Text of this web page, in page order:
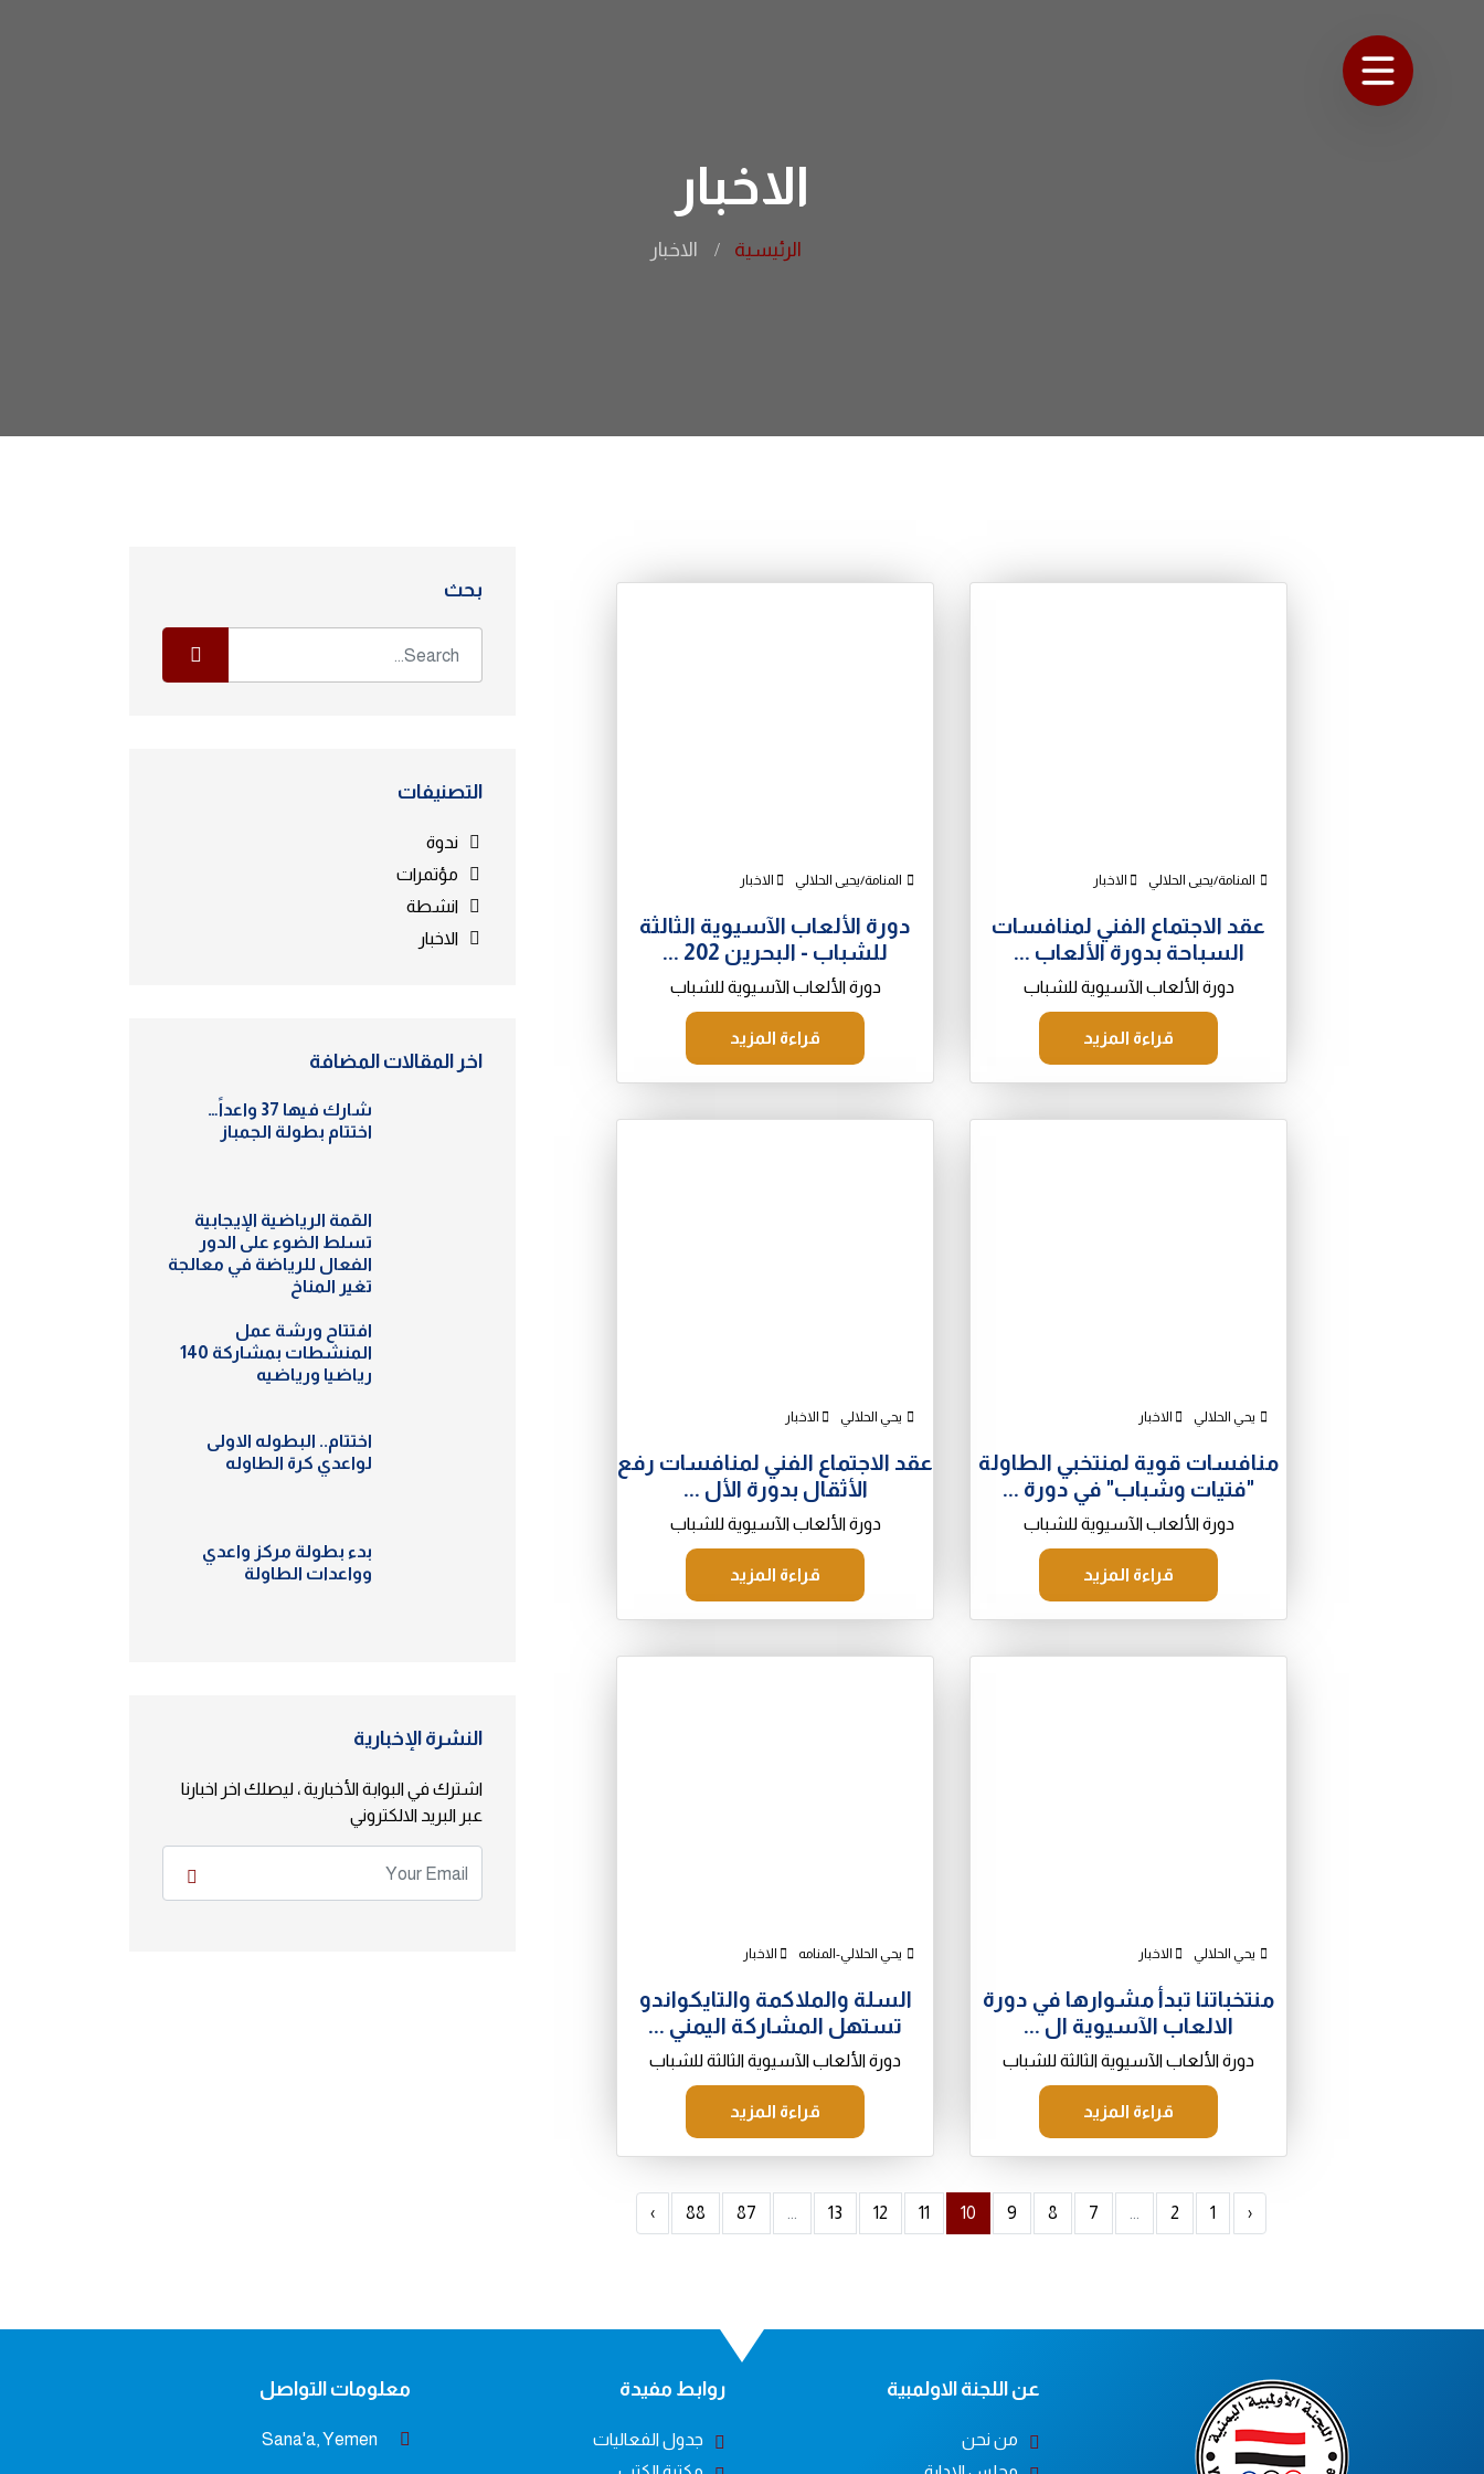
الاخبار
الرئيسية الاخبار
المنامة/يحيى الحلالي الاخبار
عقد الاجتماع الفني لمنافسات
السباحة بدورة الألعاب ...
دورة الألعاب الآسيوية للشباب
قراءة المزيد
المنامة/يحيى الحلالي الاخبار
دورة الألعاب الآسيوية الثالثة
للشباب - البحرين 202 ...
دورة الألعاب الآسيوية للشباب
قراءة المزيد
يحي الحلالي الاخبار
منافسات قوية لمنتخبي الطاولة
"فتيات وشباب" في دورة ...
دورة الألعاب الآسيوية للشباب
قراءة المزيد
يحي الحلالي الاخبار
عقد الاجتماع الفني لمنافسات رفع
الأثقال بدورة الأل ...
دورة الألعاب الآسيوية للشباب
قراءة المزيد
يحي الحلالي الاخبار
منتخباتنا تبدأ مشوارها في دورة
الالعاب الآسيوية ال ...
دورة الألعاب الآسيوية الثالثة للشباب
قراءة المزيد
يحي الحلالي-المنامه الاخبار
السلة والملاكمة والتايكواندو
تستهل المشاركة اليمني ...
دورة الألعاب الآسيوية الثالثة للشباب
قراءة المزيد
‹
1
2
...
7
8
9
10
11
12
13
...
87
88
›
بحث
التصنيفات
ندوة
مؤتمرات
انشطة
الاخبار
اخر المقالات المضافة
شارك فيها 37 واعداً…
اختتام بطولة الجمباز
القمة الرياضية الإيجابية
تسلط الضوء على الدور
الفعال للرياضة في معالجة
تغير المناخ
افتتاح ورشة عمل
المنشطات بمشاركة 140
رياضيا ورياضيه
اختتام.. البطوله الاولى
لواعدي كرة الطاوله
بدء بطولة مركز واعدي
وواعدات الطاولة
النشرة الإخبارية
اشترك في البوابة الأخبارية ، ليصلك اخر اخبارنا
عبر البريد الالكتروني
عن اللجنة الاولمبية
من نحن
روابط مفيدة
جدول الفعاليات
معلومات التواصل
Sana'a, Yemen